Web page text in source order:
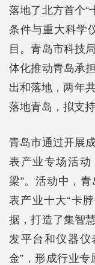
落地了北方首个“
条件与重大科学
目。青岛市科技
体化推动青岛承
出和落地，两年
落地青岛，拟支
青岛市通过开展
表产业专场活动
梁”。活动中，
表产业十大“卡
据，打造了集智
发平台和仪器仪
金”，形成行业专